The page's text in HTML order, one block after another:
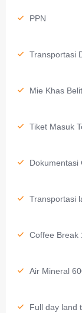
PPN
Transportasi
Mie Khas
Tiket Masuk
Dokumentasi
Transportasi
Coffee Break
Air Mineral
Full day land